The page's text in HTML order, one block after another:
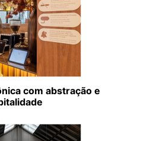
com abstração e